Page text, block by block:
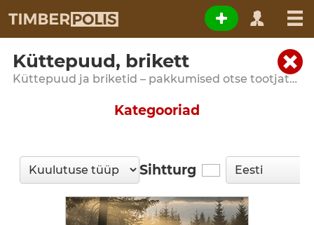
Küttepuud, brikett
Küttepuud ja briketid – pakkumised otse tootjatelt
Kategooriad
Sihtturg